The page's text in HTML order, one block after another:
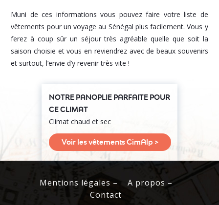
Muni de ces informations vous pouvez faire votre liste de
vêtements pour un voyage au Sénégal plus facilement. Vous y
ferez à coup sûr un séjour très agréable quelle que soit la
saison choisie et vous en reviendrez avec de beaux souvenirs
et surtout, l’envie d’y revenir très vite !
NOTRE PANOPLIE PARFAITE POUR
CE CLIMAT
Climat chaud et sec
Voir les vêtements CimAlp >
Mentions légales –
A propos –
Contact